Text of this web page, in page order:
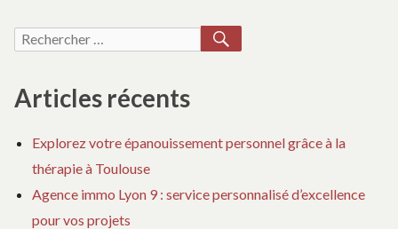
Recherche
Articles récents
Explorez votre épanouissement personnel grâce à la
thérapie à Toulouse
Agence immo Lyon 9 : service personnalisé d’excellence
pour vos projets